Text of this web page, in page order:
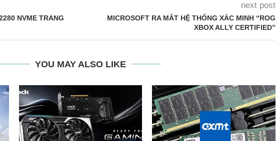
NVME TRANG
next post
MICROSOFT RA MẮT HỆ THỐNG XÁC MINH “ROG
XBOX ALLY CERTIFIED”
YOU MAY ALSO LIKE